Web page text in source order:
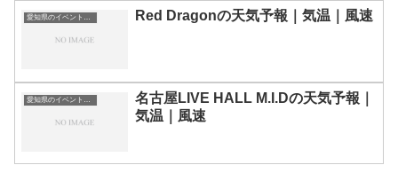
Red Dragonの天気予報｜気温｜風速
名古屋LIVE HALL M.I.Dの天気予報｜
気温｜風速